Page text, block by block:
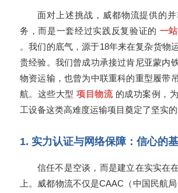
面对上述挑战，威都物流提供的
务，而是一套经过实践反复验证的 一
。我们的底气，源于18年来在复杂货物
贵经验。我们曾成功承接过肯尼亚蒙内
物资运输，也曾为中联重科的重型履带
航。这些大型项目物流 的成功案例，
工设备这类高难度运输项目奠定了坚实的
1. 实力认证与网络保障：信心的
信任不是空谈，而是建立在实实在
上。威都物流不仅是CAAC（中国民航